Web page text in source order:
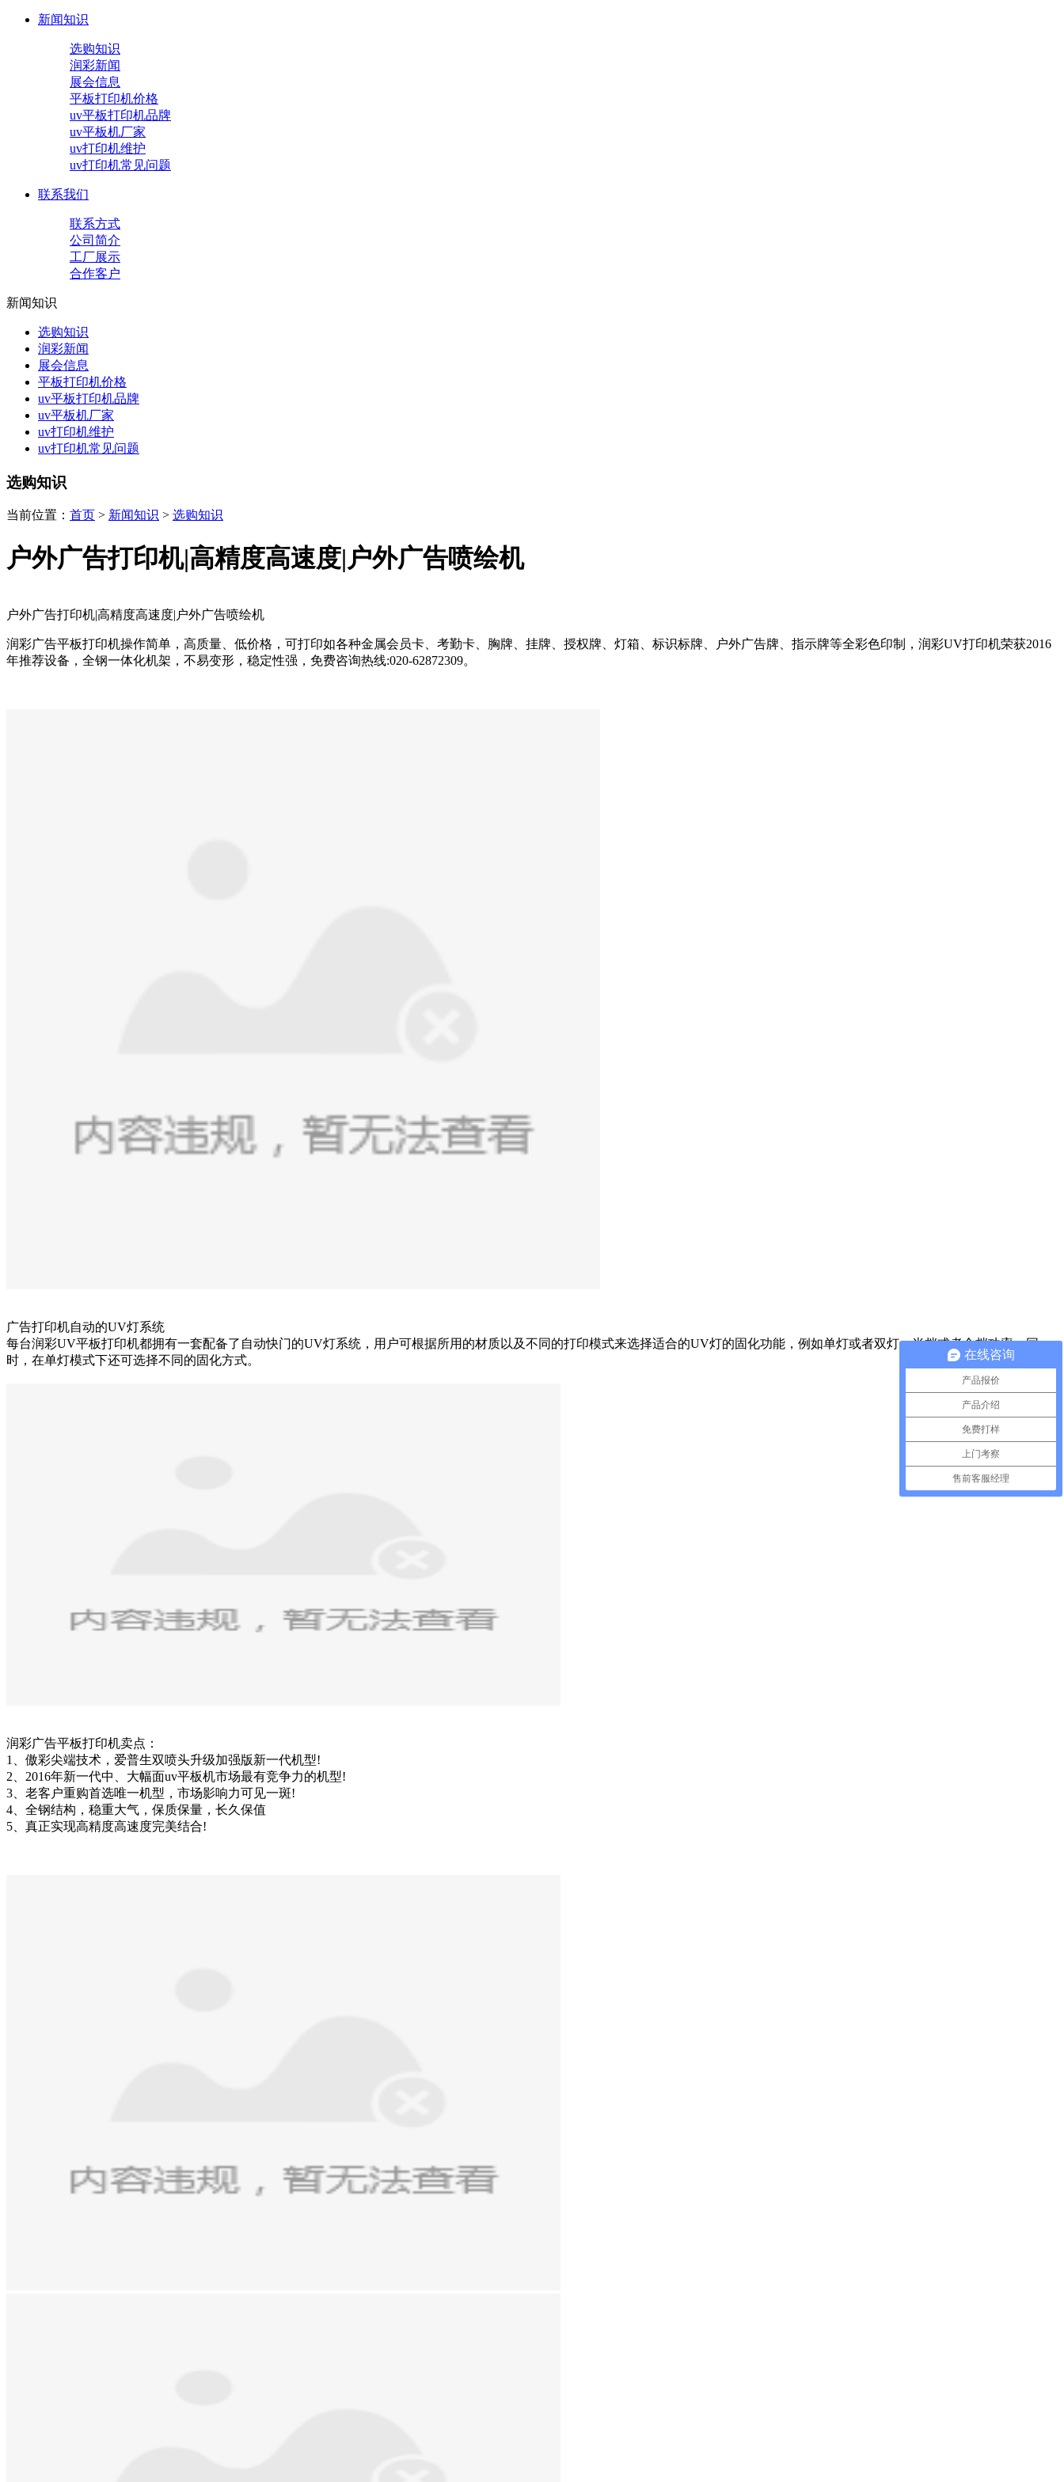
新闻知识
选购知识
润彩新闻
展会信息
平板打印机价格
uv平板打印机品牌
uv平板机厂家
uv打印机维护
uv打印机常见问题
联系我们
联系方式
公司简介
工厂展示
合作客户
新闻知识
选购知识
润彩新闻
展会信息
平板打印机价格
uv平板打印机品牌
uv平板机厂家
uv打印机维护
uv打印机常见问题
选购知识
当前位置： 首页 > 新闻知识 > 选购知识
户外广告打印机|高精度高速度|户外广告喷绘机
户外广告打印机|高精度高速度|户外广告喷绘机
润彩广告平板打印机操作简单，高质量、低价格，可打印如各种金属会员卡、考勤卡、胸牌、挂牌、授权牌、灯箱、标识标牌、户外广告牌、指示牌等全彩色印制，润彩UV打印机荣获2016
年推荐设备，全钢一体化机架，不易变形，稳定性强，免费咨询热线:020-62872309。
广告打印机自动的UV灯系统
每台润彩UV平板打印机都拥有一套配备了自动快门的UV灯系统，用户可根据所用的材质以及不同的打印模式来选择适合的UV灯的固化功能，例如单灯或者双灯，半档或者全档功率，同
时，在单灯模式下还可选择不同的固化方式。
润彩广告平板打印机卖点：
1、傲彩尖端技术，爱普生双喷头升级加强版新一代机型!
2、2016年新一代中、大幅面uv平板机市场最有竞争力的机型!
3、老客户重购首选唯一机型，市场影响力可见一斑!
4、全钢结构，稳重大气，保质保量，长久保值
5、真正实现高精度高速度完美结合!
在线咨询
产品报价
产品介绍
免费打样
上门考察
售前客服经理